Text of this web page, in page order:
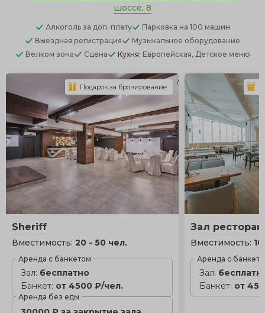
шоссе, 8
Алкоголь за доп. плату Парковка на 100 машин
Выездная регистрация
Музыкальное оборудование
Велком зона
Сцена Кухня: Европейская, Детское меню
Sheriff
Вместимость: 20 - 50 чел.
Аренда с банкетом
Зал: бесплатно
Банкет: от 4500 ₽/чел.
Аренда без еды
Подарок за бронирование
Зал
Вместимость:
Аренда с
Зал:
Банкет: от